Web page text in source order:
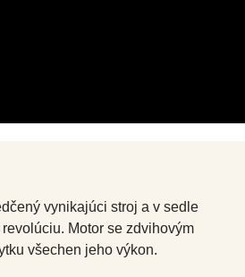
vynikajúci stroj a v sedle
Motor se zdvihovým
všechen jeho výkon.